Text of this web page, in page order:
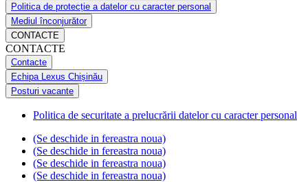
Politica de protecție a datelor cu caracter personal
Mediul înconjurător
CONTACTE
CONTACTE
Contacte
Echipa Lexus Chișinău
Posturi vacante
Politica de securitate a prelucrării datelor cu caracter personal
(Se deschide in fereastra noua)
(Se deschide in fereastra noua)
(Se deschide in fereastra noua)
(Se deschide in fereastra noua)